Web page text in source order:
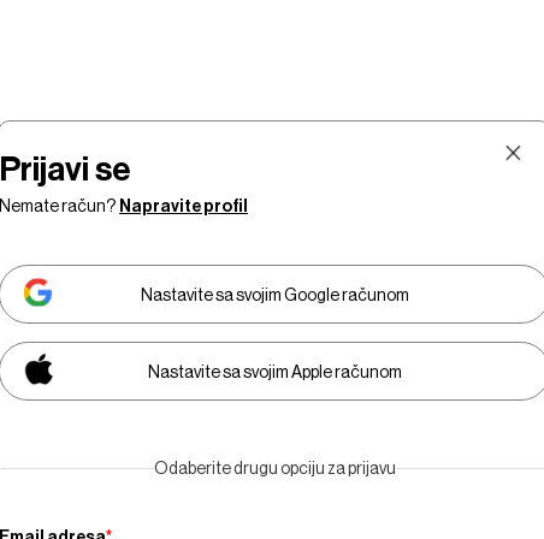
Prijavi se
Nemate račun? Napravite profil
Nastavite sa svojim Google računom
Nastavite sa svojim Apple računom
Odaberite drugu opciju za prijavu